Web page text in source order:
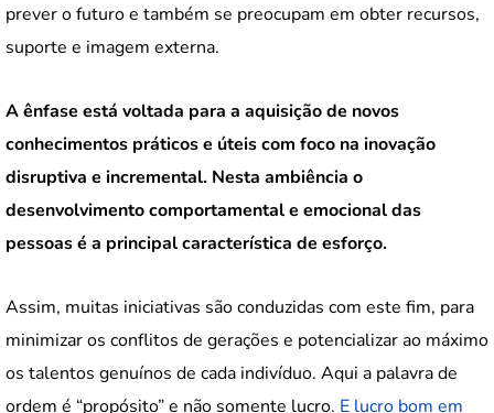
prever o futuro e também se preocupam em obter recursos,
suporte e imagem externa.
A ênfase está voltada para a aquisição de novos
conhecimentos práticos e úteis com foco na inovação
disruptiva e incremental. Nesta ambiência o
desenvolvimento comportamental e emocional das
pessoas é a principal característica de esforço.
Assim, muitas iniciativas são conduzidas com este fim, para
minimizar os conflitos de gerações e potencializar ao máximo
os talentos genuínos de cada indivíduo. Aqui a palavra de
ordem é “propósito” e não somente lucro. E lucro bom em